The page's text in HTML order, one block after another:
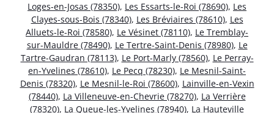
Loges-en-Josas (78350), Les Essarts-le-Roi (78690), Les
Clayes-sous-Bois (78340), Les Bréviaires (78610), Les
Alluets-le-Roi (78580), Le Vésinet (78110), Le Tremblay-
sur-Mauldre (78490), Le Tertre-Saint-Denis (78980), Le
Tartre-Gaudran (78113), Le Port-Marly (78560), Le Perray-
en-Yvelines (78610), Le Pecq (78230), Le Mesnil-Saint-
Denis (78320), Le Mesnil-le-Roi (78600), Lainville-en-Vexin
(78440), La Villeneuve-en-Chevrie (78270), La Verrière
(78320), La Queue-les-Yvelines (78940), La Hauteville